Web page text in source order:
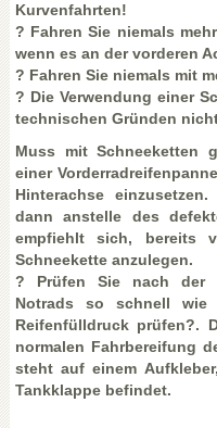
Kurvenfahrten!
? Fahren Sie niemals
wenn es an der vorderen
? Fahren Sie niemals mit
? Die Verwendung einer
technischen Gründen
Muss mit Schneeketten
einer
Hinterachse
dann anstelle des
empfiehlt sich, bereits
Schneekette anzulegen.
? Prüfen Sie nach der
Notrads so schnell wie
Reifenfülldruck prüfen?.
normalen Fahrbereifung
steht auf einem
Tankklappe befindet.